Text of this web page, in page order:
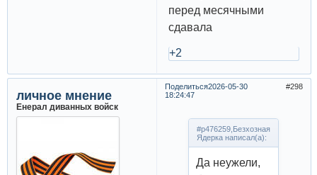
перед месячными
сдавала
+2
Поделиться 298
2026-05-30
18:24:47
личное мнение
Енерал диванных войск
#p476259,Безхозная
Ядерка написал(а):
Да неужели,